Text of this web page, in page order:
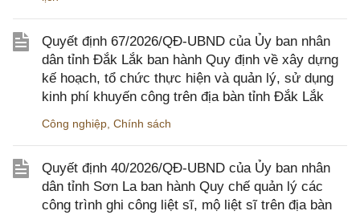
Quyết định 67/2026/QĐ-UBND của Ủy ban nhân
dân tỉnh Đắk Lắk ban hành Quy định về xây dựng
kế hoạch, tổ chức thực hiện và quản lý, sử dụng
kinh phí khuyến công trên địa bàn tỉnh Đắk Lắk
Công nghiệp Chính sách
Quyết định 40/2026/QĐ-UBND của Ủy ban nhân
dân tỉnh Sơn La ban hành Quy chế quản lý các
công trình ghi công liệt sĩ, mộ liệt sĩ trên địa bàn